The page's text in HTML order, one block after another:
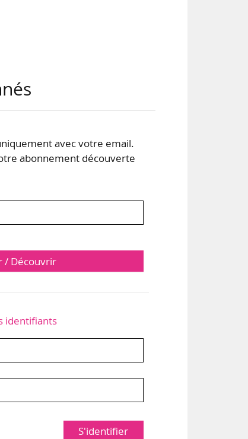
avec votre email.
abonnement découverte
/ Découvrir
identifiants
S'identifier